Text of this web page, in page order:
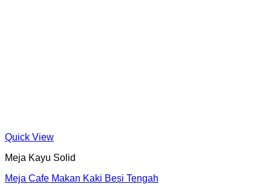
Quick View
Meja Kayu Solid
Meja Cafe Makan Kaki Besi Tengah